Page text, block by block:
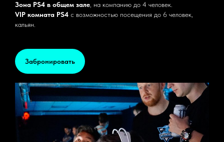
Зона PS4 в общем зале, на компанию до 4 человек.
VIP комната PS4 c возможностью посещения до 6 человек,
кальян.
Забронировать